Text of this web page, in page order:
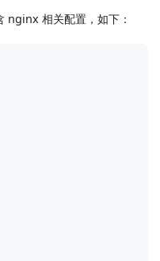
相关配置，如下：